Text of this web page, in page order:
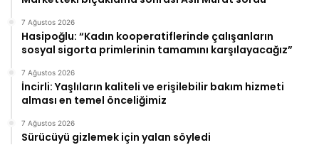
7 Ağustos 2026
Hasipoğlu: “Kadın kooperatiflerinde çalışanların
sosyal sigorta primlerinin tamamını karşılayacağız”
7 Ağustos 2026
İncirli: Yaşlıların kaliteli ve erişilebilir bakım hizmeti
alması en temel önceliğimiz
7 Ağustos 2026
Sürücüyü gizlemek için yalan söyledi